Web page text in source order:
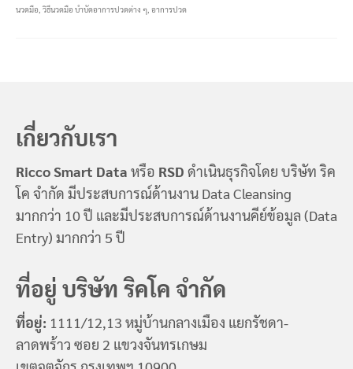
นวดมือ วิธีนวดมือ บำบัดอาการปวดต่าง ๆ อาการปวด
เกี่ยวกับเรา
Ricco Smart Data หรือ RSD ดำเนินธุรกิจโดย บริษัท ริค
โค จำกัด มีประสบการณ์ด้านงาน Data Cleansing
มากกว่า 10 ปี และมีประสบการณ์ด้านงานคีย์ข้อมูล (Data
Entry) มากกว่า 5 ปี
ที่อยู่ บริษัท ริคโค จำกัด
ที่อยู่: 1111/12,13 หมู่บ้านกลางเมือง แยกรัชดา-
ลาดพร้าว ซอย 2 แขวงจันทรเกษม